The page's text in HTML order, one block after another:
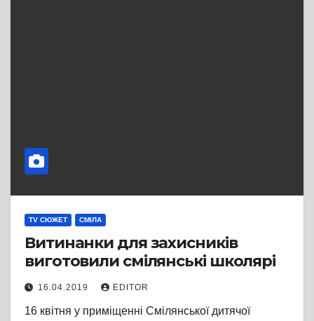
TV СЮЖЕТ СМІЛА
Витинанки для захисників
виготовили смілянські школярі
16.04.2019 EDITOR
16 квітня у приміщенні Смілянської дитячої